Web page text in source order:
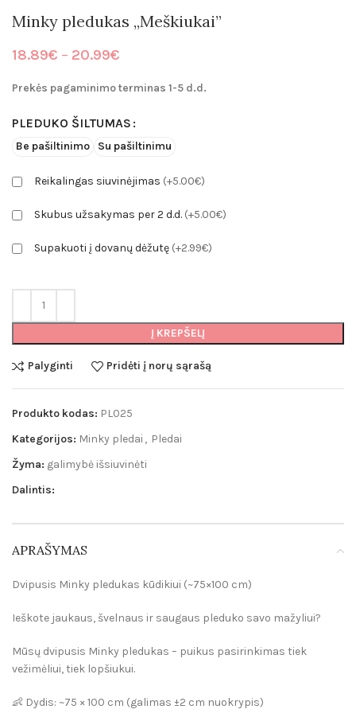
Minky pledukas „Meškiukai”
18.89€ – 20.99€
18.89€
20.99€
Prekės pagaminimo terminas 1-5 d.d.
PLEDUKO ŠILTUMAS
Be pašiltinimo Su pašiltinimu
Reikalingas siuvinėjimas (+5.00€)
Skubus užsakymas per 2 d.d. (+5.00€)
Supakuoti į dovanų dėžutę (+2.99€)
Į KREPŠELĮ
Palyginti Pridėti į norų sąrašą
Produkto kodas: PL025
Kategorijos: Minky pledai , Pledai
Žyma: galimybė išsiuvinėti
Dalintis:
APRAŠYMAS
Dvipusis Minky pledukas kūdikiui (~75×100 cm)
Ieškote jaukaus, švelnaus ir saugaus pleduko savo mažyliui?
Mūsų dvipusis Minky pledukas – puikus pasirinkimas tiek
vežimėliui, tiek lopšiukui.
👶 Dydis: ~75 × 100 cm (galimas ±2 cm nuokrypis)